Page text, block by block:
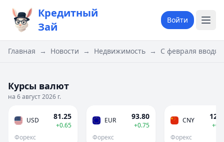
Кредитный
Зай
Войти
Главная → Новости → Недвижимость → С февраля
Курсы валют
на 6 август 2026 г.
USD 81.25
+0.65
Форекс
EUR 93.80
+0.75
Форекс
CNY
Форекс